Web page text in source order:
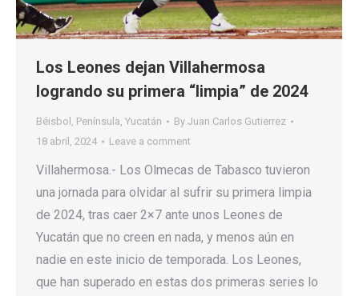
Los Leones dejan Villahermosa
logrando su primera “limpia” de 2024
Béisbol , Península, Yucatán By Juan Carlos Gutierrez
18 abril, 2024
Leave a comment
Villahermosa.- Los Olmecas de Tabasco tuvieron
una jornada para olvidar al sufrir su primera limpia
de 2024, tras caer 2×7 ante unos Leones de
Yucatán que no creen en nada, y menos aún en
nadie en este inicio de temporada. Los Leones,
que han superado en estas dos primeras series lo